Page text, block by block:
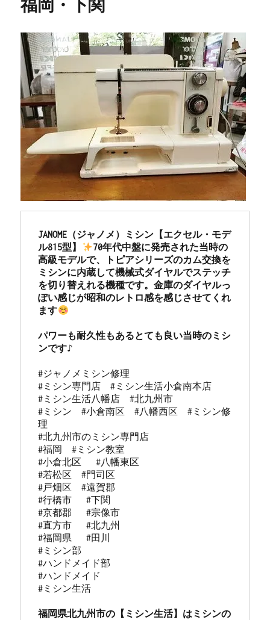
福岡・下関
JANOME（ジャノメ）ミシン【エクセル・モデ
ル815型】
70年代中盤に発売された当時の
高級モデルで、トピアシリーズのカム交換を
ミシンに内蔵して機械式ダイヤルでステッチ
を切り替えれる機種です。金庫のダイヤルっ
ぽい感じが昭和のレトロ感を感じさせてくれ
ます
パワーも耐久性もあるとても良い当時のミシ
#ジャノメミシン修理
#ミシン専門店  #ミシン生活小倉南本店
#ミシン生活八幡店  #北九州市
#ミシン  #小倉南区  #八幡西区  #ミシン修
理
#北九州市のミシン専門店
#福岡  #ミシン教室
#小倉北区   #八幡東区
#若松区  #門司区
#戸畑区  #遠賀郡
#行橋市   #下関
#京都郡   #宗像市
#直方市   #北九州
#福岡県   #田川
#ミシン部
#ハンドメイド部
#ハンドメイド
#ミシン生活
福岡県北九州市の【ミシン生活】はミシンの